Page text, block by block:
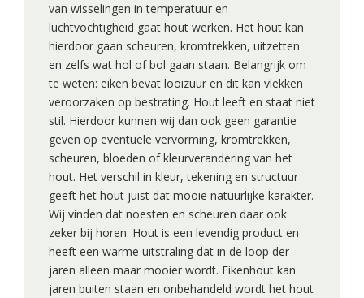
van wisselingen in temperatuur en
luchtvochtigheid gaat hout werken. Het hout kan
hierdoor gaan scheuren, kromtrekken, uitzetten
en zelfs wat hol of bol gaan staan. Belangrijk om
te weten: eiken bevat looizuur en dit kan vlekken
veroorzaken op bestrating. Hout leeft en staat niet
stil. Hierdoor kunnen wij dan ook geen garantie
geven op eventuele vervorming, kromtrekken,
scheuren, bloeden of kleurverandering van het
hout. Het verschil in kleur, tekening en structuur
geeft het hout juist dat mooie natuurlijke karakter.
Wij vinden dat noesten en scheuren daar ook
zeker bij horen. Hout is een levendig product en
heeft een warme uitstraling dat in de loop der
jaren alleen maar mooier wordt. Eikenhout kan
jaren buiten staan en onbehandeld wordt het hout